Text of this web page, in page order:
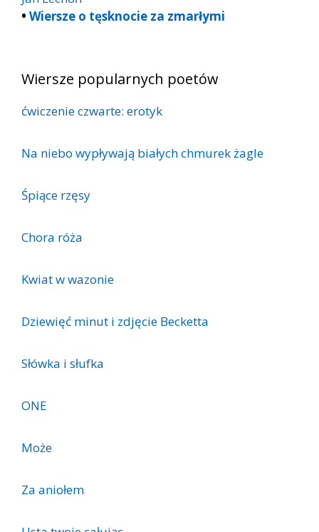
• Wiersze o tęsknocie za zmarłymi
Wiersze popularnych poetów
ćwiczenie czwarte: erotyk
Na niebo wypływają białych chmurek żagle
Śpiące rzęsy
Chora róża
Kwiat w wazonie
Dziewięć minut i zdjęcie Becketta
Słówka i słufka
ONE
Może
Za aniołem